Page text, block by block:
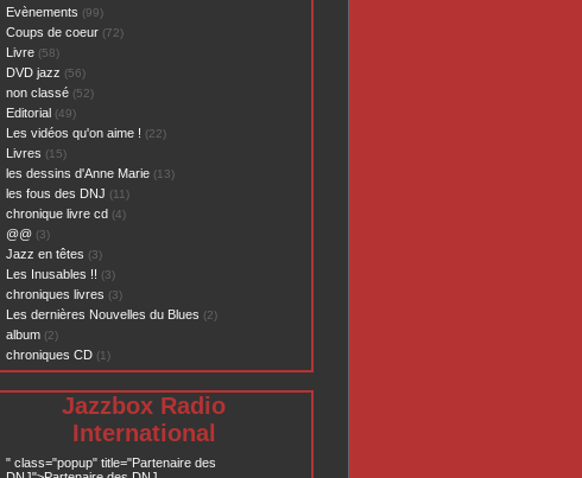
Evènements (99)
Coups de coeur (72)
Livre (58)
DVD jazz (56)
non classé (52)
Editorial (49)
Les vidéos qu'on aime ! (22)
Livres (15)
les dessins d'Anne Marie (13)
les fous des DNJ (11)
chronique livre cd (4)
@@ (3)
Jazz en têtes (3)
Les Inusables !! (3)
chroniques livres (3)
Les dernières Nouvelles du Blues (2)
album (2)
chroniques CD (1)
Jazzbox Radio
International
" class="popup" title="Partenaire des